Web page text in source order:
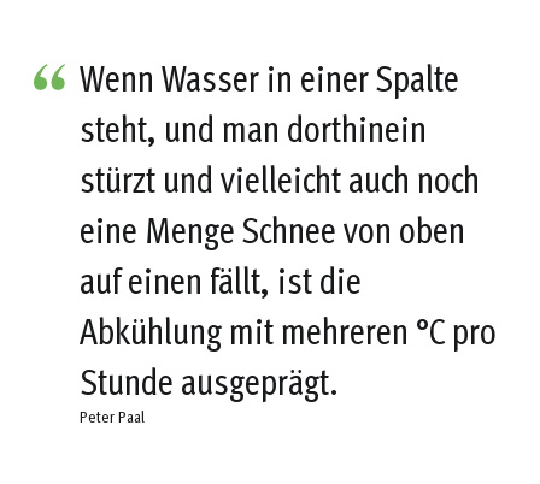
Wenn Wasser in einer Spalte
steht, und man dorthinein
stürzt und vielleicht auch noch
eine Menge Schnee von oben
auf einen fällt, ist die
Abkühlung mit mehreren °C pro
Stunde ausgeprägt.
Peter Paal